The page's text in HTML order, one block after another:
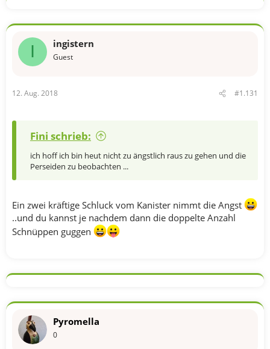
I ingistern
Guest
12. Aug. 2018 #1.131
Fini schrieb:
ich hoff ich bin heut nicht zu ängstlich raus zu gehen und die
Perseiden zu beobachten ...
Ein zwei kräftige Schluck vom Kanister nimmt die Angst
..und du kannst je nachdem dann die doppelte Anzahl
Schnüppen guggen
Pyromella
0